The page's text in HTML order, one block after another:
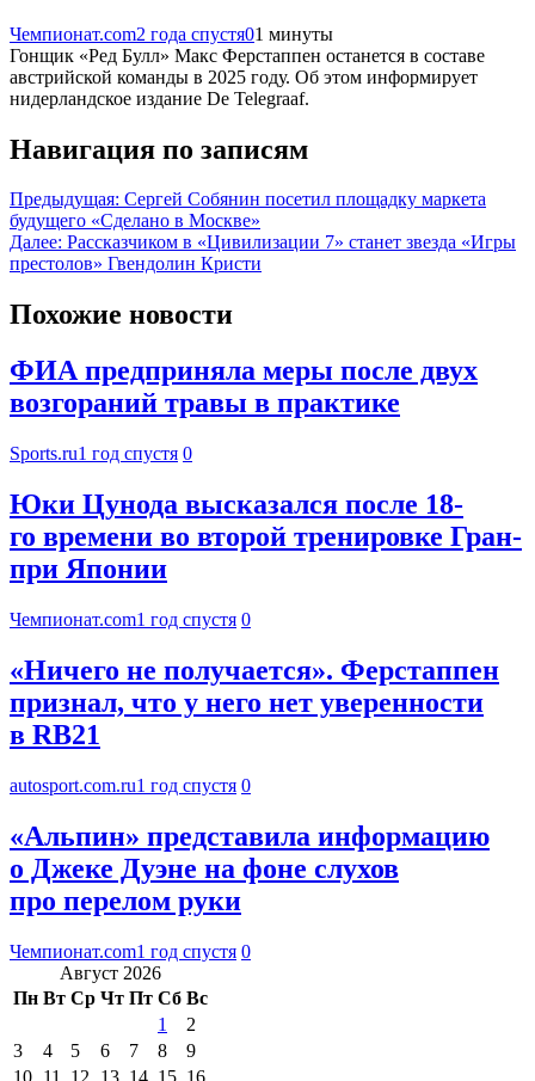
Чемпионат.com2 года спустя01 минуты
Гонщик «Ред Булл» Макс Ферстаппен останется в составе
австрийской команды в 2025 году. Об этом информирует
нидерландское издание De Telegraaf.
Навигация по записям
Предыдущая: Сергей Собянин посетил площадку маркета
будущего «Сделано в Москве»
Далее: Рассказчиком в «Цивилизации 7» станет звезда «Игры
престолов» Гвендолин Кристи
Похожие новости
ФИА предприняла меры после двух
возгораний травы в практике
Sports.ru1 год спустя 0
Юки Цунода высказался после 18-
го времени во второй тренировке Гран-
при Японии
Чемпионат.com1 год спустя 0
«Ничего не получается». Ферстаппен
признал, что у него нет уверенности
в RB21
autosport.com.ru1 год спустя 0
«Альпин» представила информацию
о Джеке Дуэне на фоне слухов
про перелом руки
Чемпионат.com1 год спустя 0
Август 2026
Пн Вт Ср Чт Пт Сб Вс
1
2
3
4 5 6 7 8
9
10 11 12 13 14 15 16